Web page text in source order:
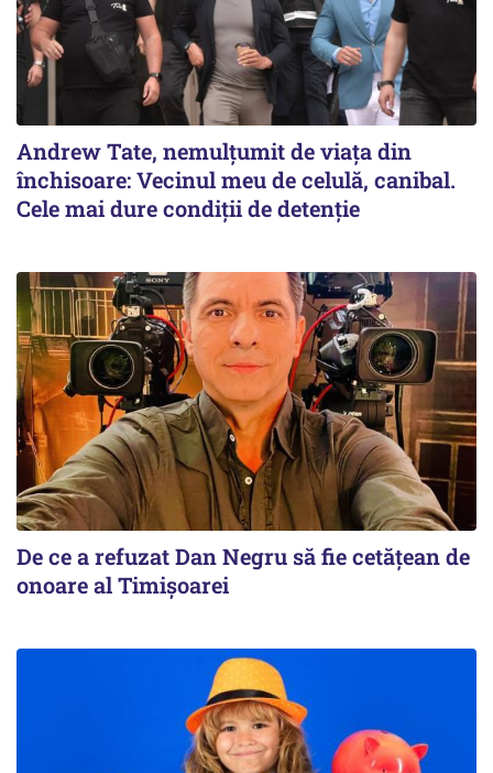
Andrew Tate, nemulțumit de viața din
închisoare: Vecinul meu de celulă, canibal.
Cele mai dure condiții de detenție
De ce a refuzat Dan Negru să fie cetățean de
onoare al Timișoarei